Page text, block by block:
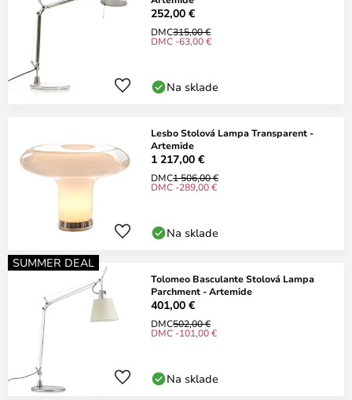
252,00 €
DMC315,00 €
DMC -63,00 €
Na sklade
Lesbo Stolová Lampa Transparent -
Artemide
1 217,00 €
DMC1 506,00 €
DMC -289,00 €
Na sklade
SUMMER DEAL
Tolomeo Basculante Stolová Lampa
Parchment - Artemide
401,00 €
DMC502,00 €
DMC -101,00 €
Na sklade